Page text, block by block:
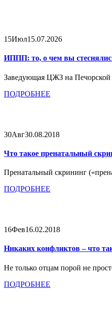
15Июл15.07.2026
ИППП: то, о чем вы
Заведующая ЦЖЗ на Печорской
ПОДРОБНЕЕ
30Авг30.08.2018
Что такое пренатальный
Пренатальный скрининг
ПОДРОБНЕЕ
16Фев16.02.2018
Никаких конфликтов – что
Не только отцам порой не
ПОДРОБНЕЕ